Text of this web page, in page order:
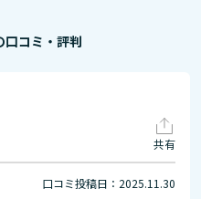
口コミ・評判
共有
口コミ投稿日：2025.11.30